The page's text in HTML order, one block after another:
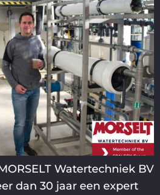
Watertechniek BV
dan 30 jaar een expert